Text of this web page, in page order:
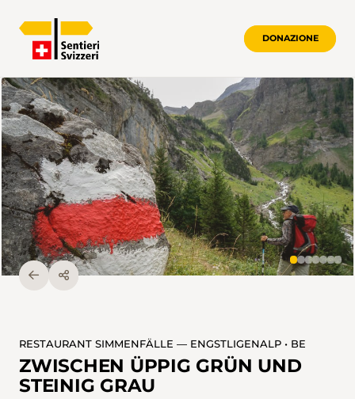
DONAZIONE
RESTAURANT SIMMENFÄLLE — ENGSTLIGENALP • BE
ZWISCHEN ÜPPIG GRÜN UND
STEINIG GRAU